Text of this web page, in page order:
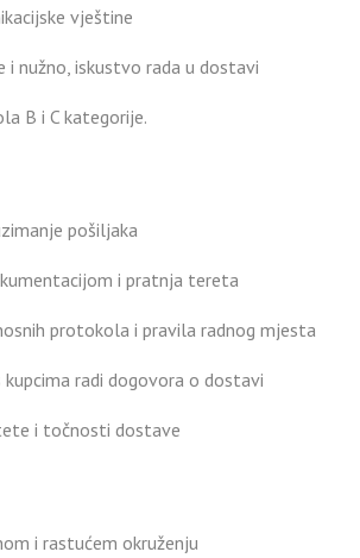
vještine
i nužno, iskustvo rada u dostavi
B i C kategorije.
pošiljaka
i pratnja tereta
protokola i pravila radnog mjesta
kupcima radi dogovora o dostavi
i točnosti dostave
i rastućem okruženju